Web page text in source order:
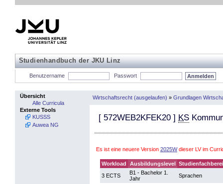
Studienhandbuch der JKU Linz
Benutzername Passwort
Übersicht
Alle Curricula
Externe Tools
KUSSS
Auwea NG
Wirtschaftsrecht (ausgelaufen) » Grundlagen
[ 572WEB2KFEK20 ] KS
Es ist eine neuere Version 2025Wdieser LV im
Workload Ausbildungslevel
3 ECTS
B1 - Bachelor 1.
Jahr
Sprachen